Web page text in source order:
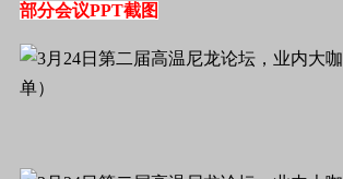
部分会议PPT截图